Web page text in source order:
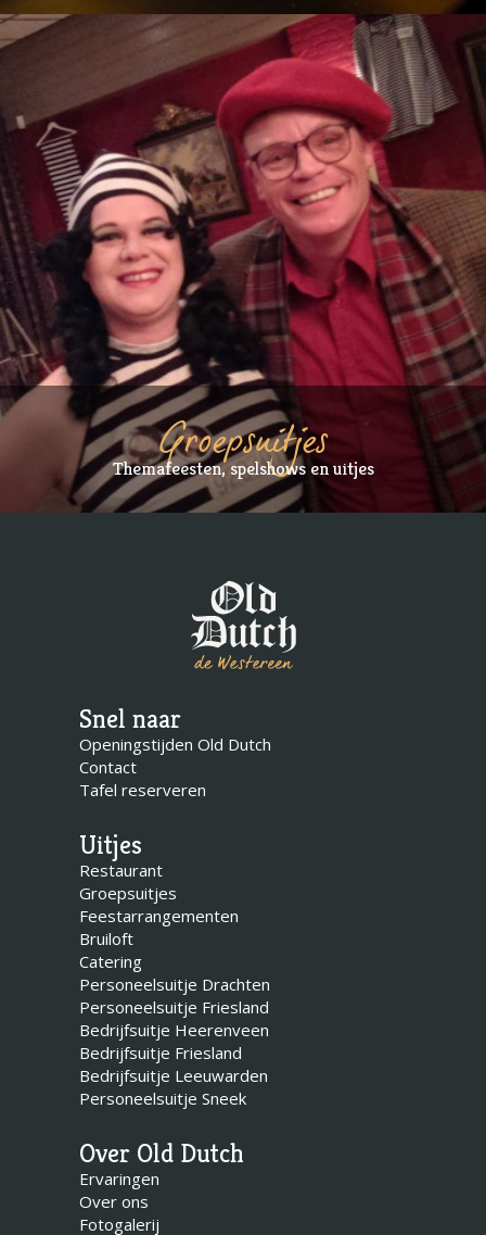
Groepsuitjes
Themafeesten, spelshows en uitjes
Snel naar
Openingstijden Old Dutch
Contact
Tafel reserveren
Uitjes
Restaurant
Groepsuitjes
Feestarrangementen
Bruiloft
Catering
Personeelsuitje Drachten
Personeelsuitje Friesland
Bedrijfsuitje Heerenveen
Bedrijfsuitje Friesland
Bedrijfsuitje Leeuwarden
Personeelsuitje Sneek
Over Old Dutch
Ervaringen
Over ons
Fotogalerij